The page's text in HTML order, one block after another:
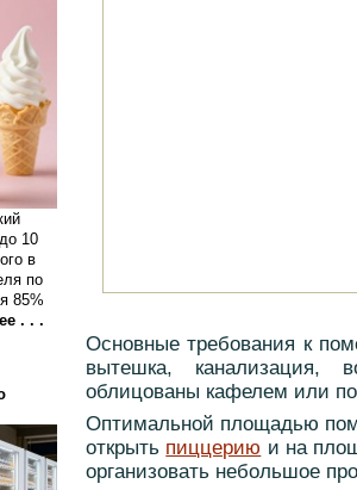
10
в
по
85%
. . .
Основные требования к
вытешка, канализация,
облицованы кафелем или
Оптимальной площадью
открыть пиццерию и на
организовать небольшое